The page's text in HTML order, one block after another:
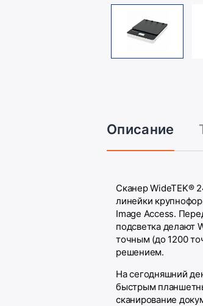
Описание
Сканер WideTEK®
линейки
Image Access.
подсветка делают
точным (до 1200
решением.
На сегодняшний
быстрым
сканирование